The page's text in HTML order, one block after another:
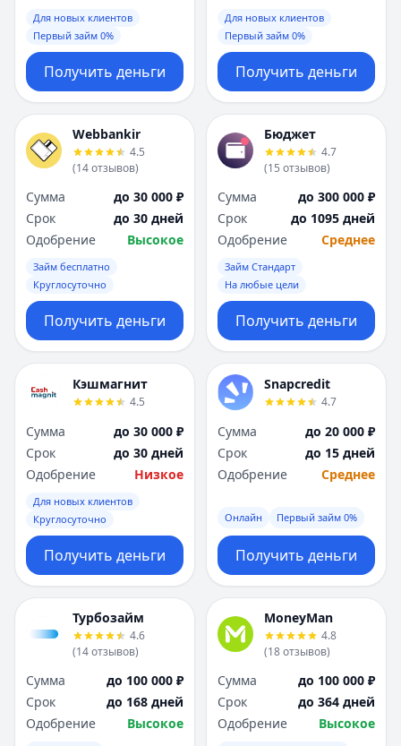
Для новых клиентов
Первый займ 0%
Получить деньги
Для новых клиентов
Первый займ 0%
Получить деньги
Webbankir
4.5
(14отзывов)
Сумма
до 30 000 ₽
Срок
до 30 дней
Одобрение
Высокое
Займ бесплатно
Круглосуточно
Получить деньги
Бюджет
4.7
(15 отзывов)
Сумма
до 300 000 ₽
Срок
до 1095 дней
Одобрение
Среднее
Займ Стандарт
На любые цели
Получить деньги
Кэшмагнит
4.5
Сумма
до 30 000 ₽
Срок
до 30 дней
Одобрение
Низкое
Для новых клиентов
Круглосуточно
Получить деньги
Snapcredit
4.7
Сумма
до 20 000 ₽
Срок
до 15 дней
Одобрение
Среднее
Онлайн Первый займ 0%
Получить деньги
Турбозайм
4.6
(14отзывов)
Сумма
до 100 000 ₽
Срок
до 168 дней
Одобрение
Высокое
MoneyMan
4.8
(18отзывов)
Сумма
до 100 000 ₽
Срок
до 364 дней
Одобрение
Высокое